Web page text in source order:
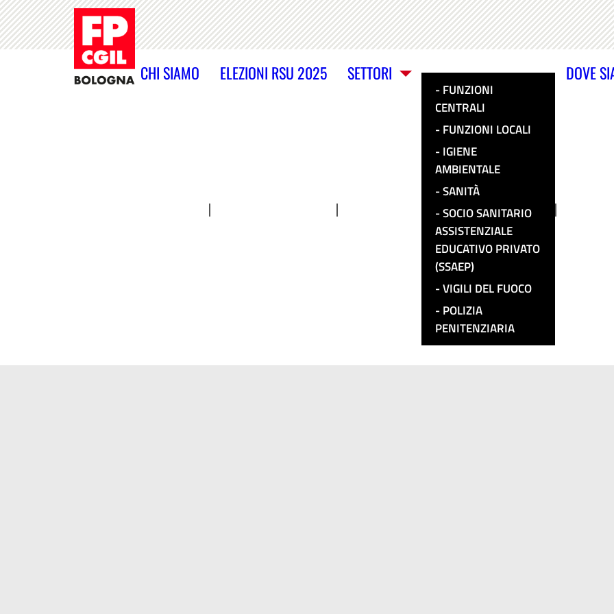
CHI SIAMO ELEZIONI RSU 2025 SETTORI
FUNZIONI
CENTRALI
FUNZIONI LOCALI
IGIENE
AMBIENTALE
SANITÀ
SOCIO SANITARIO
ASSISTENZIALE
EDUCATIVO PRIVATO
(SSAEP)
VIGILI DEL FUOCO
POLIZIA
PENITENZIARIA
DOVE